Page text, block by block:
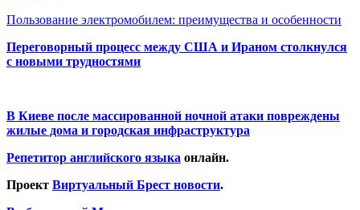
Пользование электромобилем: преимущества и особенности
Переговорный процесс между США и Ираном столкнулся
с новыми трудностями
В Киеве после массированной ночной атаки повреждены
жилые дома и городская инфраструктура
Репетитор английского языка онлайн.
Проект Виртуальный Брест новости.